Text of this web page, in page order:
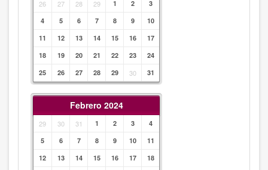
26 27 28 29 1 2
3
4
5 6 7 8 9
10
11
12 13 14 15 16
17
18
19 20 21 22 23
24
25
26 27 28 29 30 31
Febrero 2024
29 30 31 1 2 3
4
5
6 7 8 9 10
11
12
13 14 15 16 17
18